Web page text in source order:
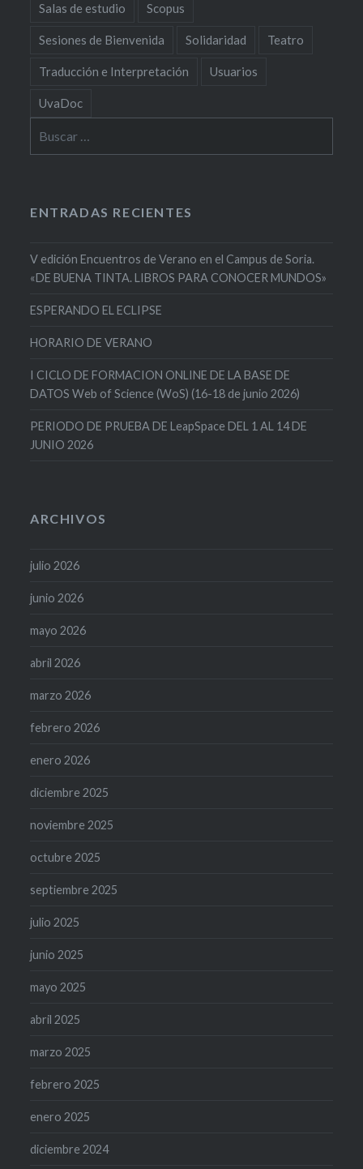
Salas de estudio Scopus
Sesiones de Bienvenida Solidaridad Teatro
Traducción e Interpretación Usuarios
UvaDoc
ENTRADAS RECIENTES
V edición Encuentros de Verano en el Campus de Soria.
«DE BUENA TINTA. LIBROS PARA CONOCER MUNDOS»
ESPERANDO EL ECLIPSE
HORARIO DE VERANO
I CICLO DE FORMACION ONLINE DE LA BASE DE
DATOS Web of Science (WoS) (16-18 de junio 2026)
PERIODO DE PRUEBA DE LeapSpace DEL 1 AL 14 DE
JUNIO 2026
ARCHIVOS
julio 2026
junio 2026
mayo 2026
abril 2026
marzo 2026
febrero 2026
enero 2026
diciembre 2025
noviembre 2025
octubre 2025
septiembre 2025
julio 2025
junio 2025
mayo 2025
abril 2025
marzo 2025
febrero 2025
enero 2025
diciembre 2024